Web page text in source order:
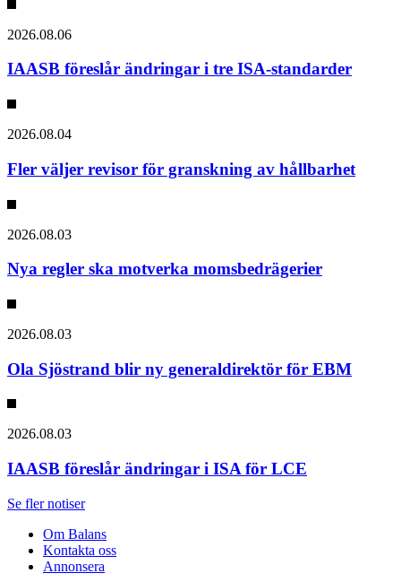
2026.08.06
IAASB föreslår ändringar i tre ISA-standarder
2026.08.04
Fler väljer revisor för granskning av hållbarhet
2026.08.03
Nya regler ska motverka momsbedrägerier
2026.08.03
Ola Sjöstrand blir ny generaldirektör för EBM
2026.08.03
IAASB föreslår ändringar i ISA för LCE
Se fler notiser
Om Balans
Kontakta oss
Annonsera